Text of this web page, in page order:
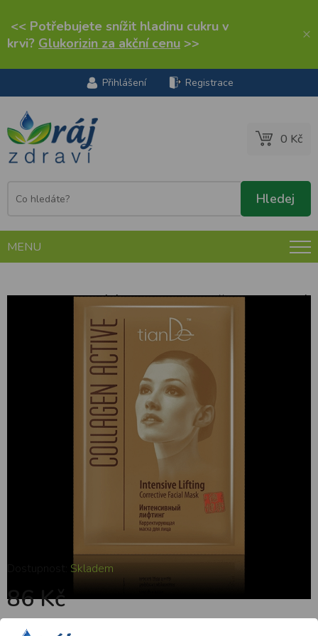
<< Potřebujete snížit hladinu cukru v
krvi? Glukorizin za akční cenu >> ×
Přihlášení Registrace
0 Kč
MENU
tianDe korigující maska na obličej intenzivní
Skladem
86 Kč